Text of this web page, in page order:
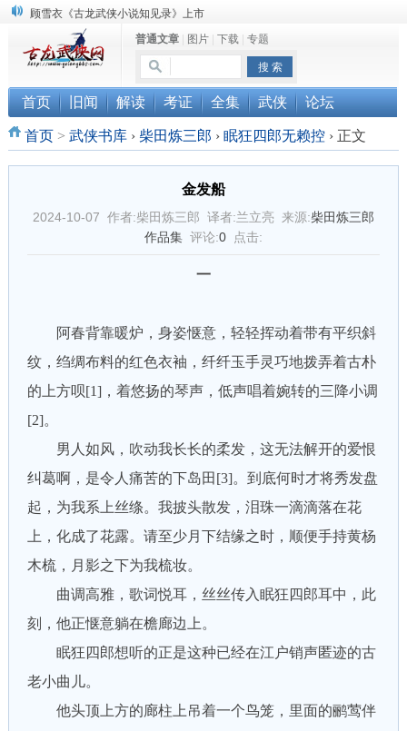
顾雪衣《古龙武侠小说知见录》上市
“武侠书库”查缺补漏活动圆满结束
《古龙小说原貌探究》修订版已上市
普通文章| 图片| 下载| 专题
首页 旧闻 解读 考证 全集 武侠 论坛
首页> 武侠书库 › 柴田炼三郎 › 眠狂四郎无赖控 ›正文
金发船
2024-10-07 作者:柴田炼三郎 译者:兰立亮 来源:柴田炼三郎
作品集评论:0点击:
一
阿春背靠暖炉，身姿惬意，轻轻挥动着带有平织斜
纹，绉绸布料的红色衣袖，纤纤玉手灵巧地拨弄着古朴
的上方呗[1]，着悠扬的琴声，低声唱着婉转的三降小调
[2]。
男人如风，吹动我长长的柔发，这无法解开的爱恨
纠葛啊，是令人痛苦的下岛田[3]。到底何时才将秀发盘
起，为我系上丝绦。我披头散发，泪珠一滴滴落在花
上，化成了花露。请至少月下结缘之时，顺便手持黄杨
木梳，月影之下为我梳妆。
曲调高雅，歌词悦耳，丝丝传入眠狂四郎耳中，此
刻，他正惬意躺在檐廊边上。
眠狂四郎想听的正是这种已经在江户销声匿迹的古
老小曲儿。
他头顶上方的廊柱上吊着一个鸟笼，里面的鹂莺伴